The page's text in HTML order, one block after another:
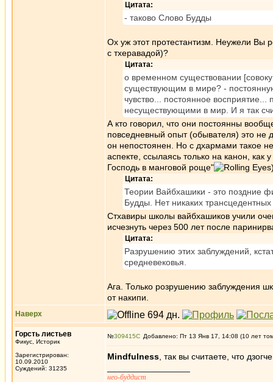
Цитата:
- таково Слово Будды
Ох уж этот протестантизм. Неужели Вы
с тхеравадой)?
Цитата:
о временном существовании
существующим в мире? -
чувство... постоянное
несуществующими в мир. И я так
А кто говорил, что они постоянны
повседневный опыт (обывателя) это не
он непостоянен. Но с дхармами такое
аспекте, ссылаясь только на канон, как
Господь в манговой роще"
Цитата:
Теории Вайбхашики - это поздние
Будды. Нет никаких
Стхавиры школы вайбхашиков учили
исчезнуть через 500 лет после
Цитата:
Разрушению этих заблуждений,
средневековья.
Ага. Только розрушению заблуждения
от накипи.
Наверх
Горсть листьев
Фикус, Историк
Зарегистрирован:
10.09.2010
Суждений: 31235
№309415 Добавлено: Пт 13 Янв 17, 14:08 (10 лет
Mindfulness , так вы считаете, что
нео-буддист